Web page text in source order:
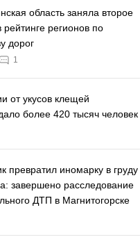
область заняла второе
рейтинге регионов по
дорог
1
от укусов клещей
более 420 тысяч человек
превратил иномарку в груду
завершено расследование
ДТП в Магнитогорске